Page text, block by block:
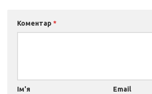
Коментар *
Ім'я Email